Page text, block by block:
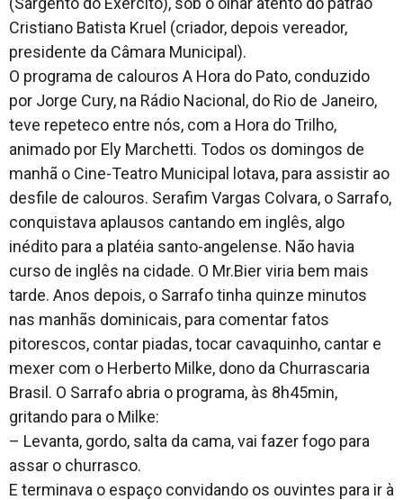
Cristiano Batista Kruel (criador, depois vereador,
presidente da Câmara Municipal).
O programa de calouros A Hora do Pato, conduzido
por Jorge Cury, na Rádio Nacional, do Rio de Janeiro,
teve repeteco entre nós, com a Hora do Trilho,
animado por Ely Marchetti. Todos os domingos de
manhã o Cine-Teatro Municipal lotava, para assistir ao
desfile de calouros. Serafim Vargas Colvara, o Sarrafo,
conquistava aplausos cantando em inglês, algo
inédito para a platéia santo-angelense. Não havia
curso de inglês na cidade. O Mr.Bier viria bem mais
tarde. Anos depois, o Sarrafo tinha quinze minutos
nas manhãs dominicais, para comentar fatos
pitorescos, contar piadas, tocar cavaquinho, cantar e
mexer com o Herberto Milke, dono da Churrascaria
Brasil. O Sarrafo abria o programa, às 8h45min,
gritando para o Milke:
– Levanta, gordo, salta da cama, vai fazer fogo para
assar o churrasco.
E terminava o espaço convidando os ouvintes para ir à